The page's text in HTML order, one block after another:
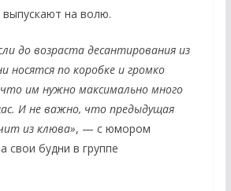
выпускают на волю.
до возраста десантирования из
носятся по коробке и громко
им нужно максимально много
И не важно, что предыдущая
из клюва», — с юмором
свои будни в группе